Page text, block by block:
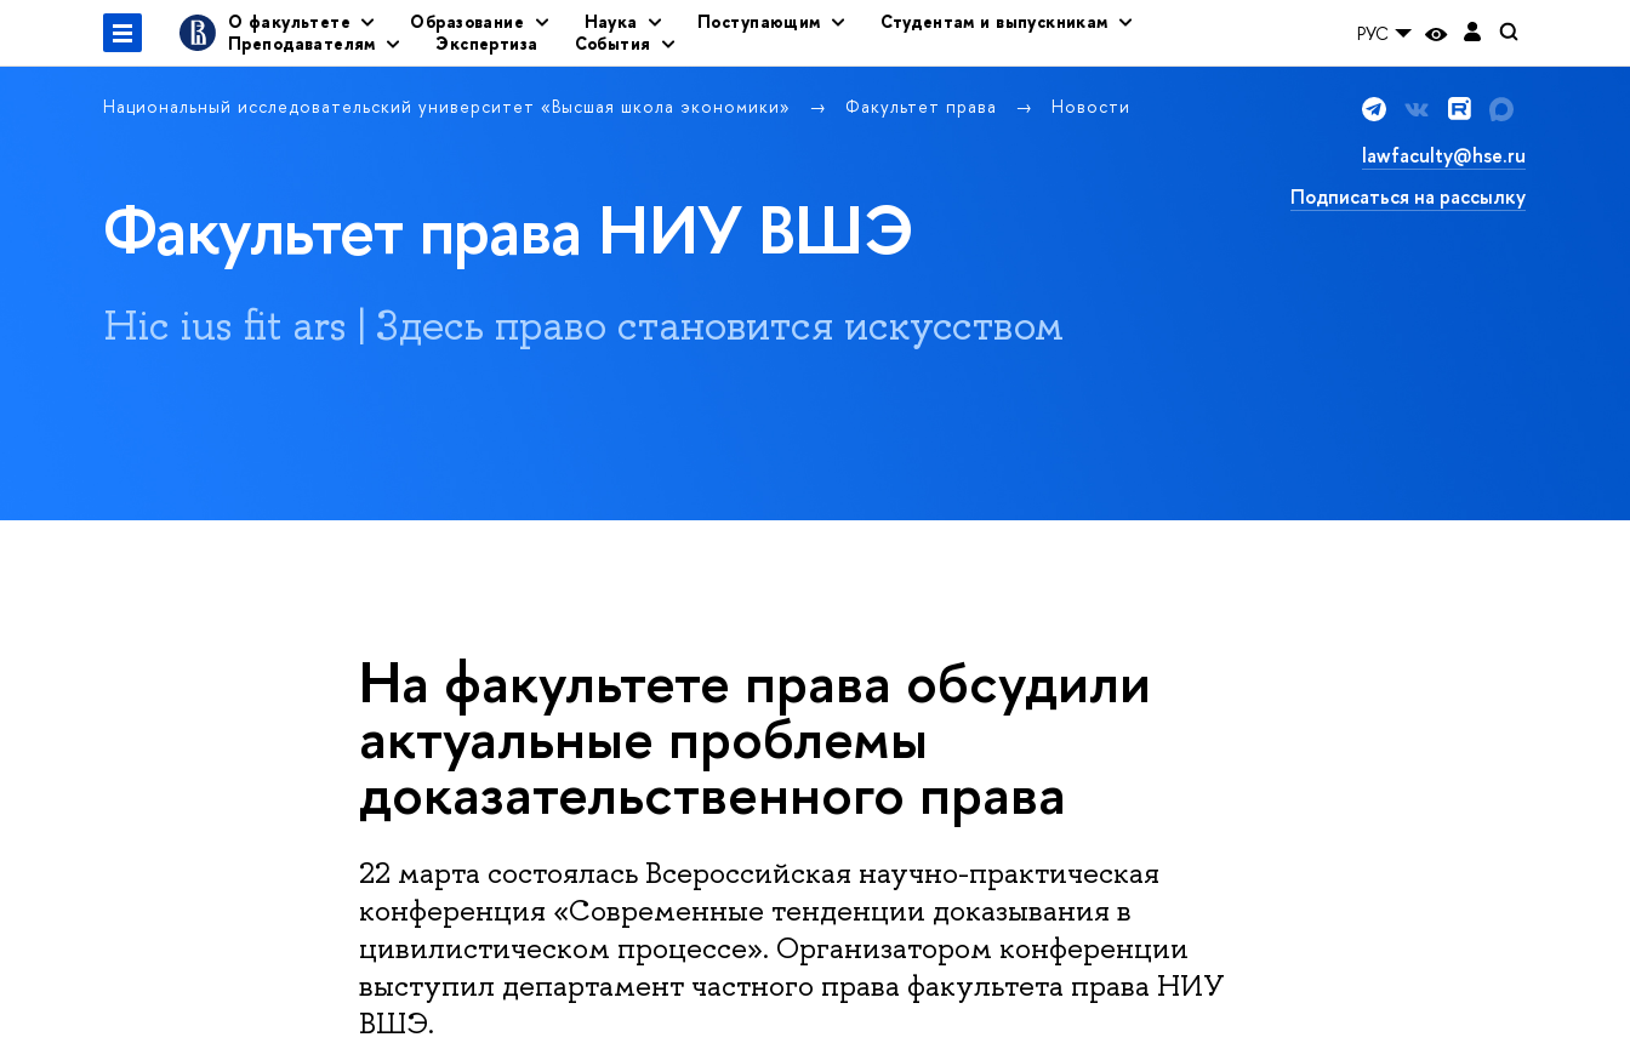
О факультете Образование Наука Поступающим
Студентам и выпускникам
Преподавателям
Экспертиза События РУС
Национальный исследовательский университет «Высшая школа экономики» Факультет права Новости
Факультет права НИУ ВШЭ
Hic ius fit ars | Здесь право становится искусством
lawfaculty@hse.ru
Подписаться на рассылку
На факультете права обсудили
актуальные проблемы
доказательственного права
22 марта состоялась Всероссийская научно-практическая
конференция «Современные тенденции доказывания в
цивилистическом процессе». Организатором конференции
выступил департамент частного права факультета права НИУ
ВШЭ.